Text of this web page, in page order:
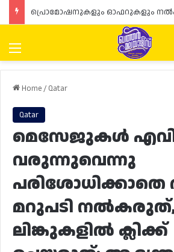
Menu
Home/ Qatar
Qatar
മെസേജുകൾ
വരുന്നുവെന്നു
മറുപടി
ലിങ്കുകളിൽ ക്ലിക്ക്